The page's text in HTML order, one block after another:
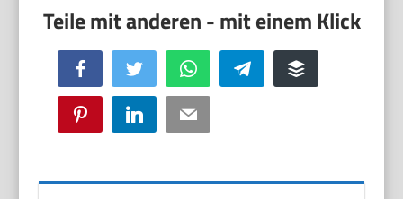
Facebook Twitter WhatsApp Telegram Buffer
Pinterest LinkedIn Email